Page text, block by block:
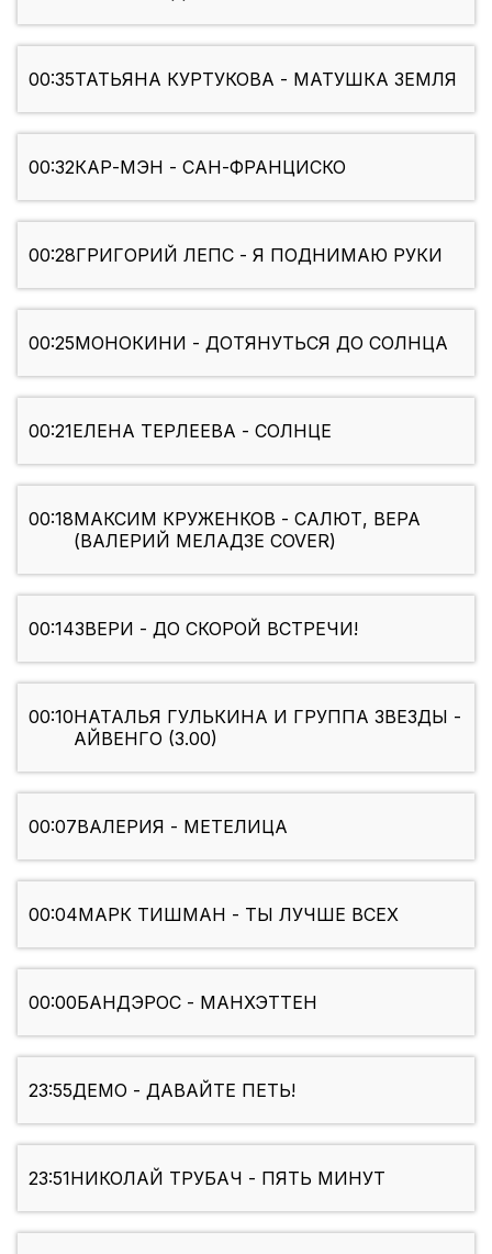
00:35ТАТЬЯНА КУРТУКОВА - МАТУШКА ЗЕМЛЯ
00:32КАР-МЭН - САН-ФРАНЦИСКО
00:28ГРИГОРИЙ ЛЕПС - Я ПОДНИМАЮ РУКИ
00:25МОНОКИНИ - ДОТЯНУТЬСЯ ДО СОЛНЦА
00:21ЕЛЕНА ТЕРЛЕЕВА - СОЛНЦЕ
00:18МАКСИМ КРУЖЕНКОВ - САЛЮТ, ВЕРА
(ВАЛЕРИЙ МЕЛАДЗЕ COVER)
00:14ЗВЕРИ - ДО СКОРОЙ ВСТРЕЧИ!
00:10НАТАЛЬЯ ГУЛЬКИНА И ГРУППА ЗВЕЗДЫ -
АЙВЕНГО (3.00)
00:07ВАЛЕРИЯ - МЕТЕЛИЦА
00:04МАРК ТИШМАН - ТЫ ЛУЧШЕ ВСЕХ
00:00БАНДЭРОС - МАНХЭТТЕН
23:55ДЕМО - ДАВАЙТЕ ПЕТЬ!
23:51НИКОЛАЙ ТРУБАЧ - ПЯТЬ МИНУТ